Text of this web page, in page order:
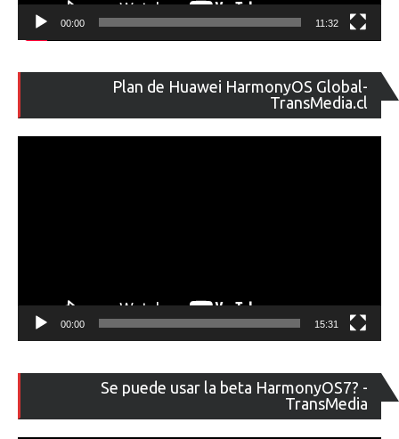
00:00 11:32
Plan de Huawei HarmonyOS Global-
TransMedia.cl
de
00:00 15:31
Se puede usar la beta HarmonyOS7? -
TransMedia
de